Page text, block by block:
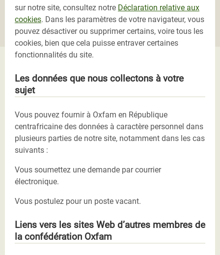
sur notre site, consultez notre Déclaration relative aux
cookies. Dans les paramètres de votre navigateur, vous
pouvez désactiver ou supprimer certains, voire tous les
cookies, bien que cela puisse entraver certaines
fonctionnalités du site.
Les données que nous collectons à votre
sujet
Vous pouvez fournir à Oxfam en République
centrafricaine des données à caractère personnel dans
plusieurs parties de notre site, notamment dans les cas
suivants :
Vous soumettez une demande par courrier
électronique.
Vous postulez pour un poste vacant.
Liens vers les sites Web d’autres membres de
la confédération Oxfam